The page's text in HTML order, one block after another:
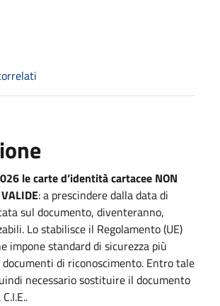
le carte d’identità cartacee NON
: a prescindere dalla data di
sul documento, diventeranno,
Lo stabilisce il Regolamento (UE)
impone standard di sicurezza più
di riconoscimento. Entro tale
necessario sostituire il documento